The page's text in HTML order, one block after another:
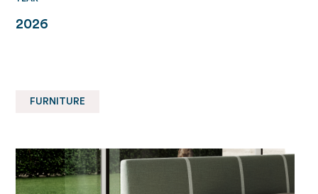
2026
FURNITURE